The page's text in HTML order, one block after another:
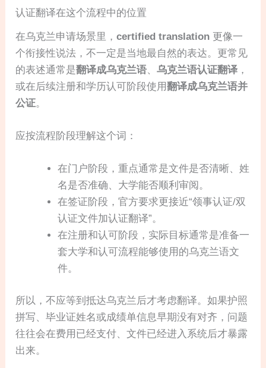
认证翻译在这个流程中的位置
在乌克兰申请场景里，certified translation 更像一
个衔接性说法，不一定是当地最自然的表达。更常见
的表述通常是翻译成乌克兰语、乌克兰语认证翻译 ，
或在后续注册和学历认可阶段使用翻译成乌克兰语并
公证。
应按流程阶段理解这个词：
在门户阶段，重点通常是文件是否清晰、姓
名是否准确、大学能否顺利审阅。
在签证阶段，官方要求更接近“领事认证/双
认证文件加认证翻译”。
在注册和认可阶段，实际目标通常是准备一
套大学和认可流程能够使用的乌克兰语文
件。
所以，不应等到抵达乌克兰后才考虑翻译。如果护照
拼写、毕业证姓名或成绩单信息早期没有对齐，问题
往往会在费用已经支付、文件已经进入系统后才暴露
出来。